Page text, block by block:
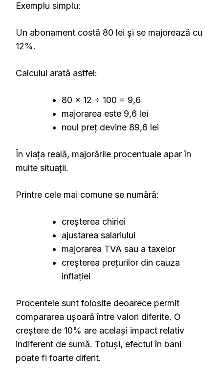
Exemplu simplu:
Un abonament costă 80 lei și se majorează cu
12%.
Calculul arată astfel:
80 × 12 ÷ 100 = 9,6
majorarea este 9,6 lei
noul preț devine 89,6 lei
În viața reală, majorările procentuale apar în
multe situații.
Printre cele mai comune se numără:
creșterea chiriei
ajustarea salariului
majorarea TVA sau a taxelor
creșterea prețurilor din cauza
inflației
Procentele sunt folosite deoarece permit
compararea ușoară între valori diferite. O
creștere de 10% are același impact relativ
indiferent de sumă. Totuși, efectul în bani
poate fi foarte diferit.